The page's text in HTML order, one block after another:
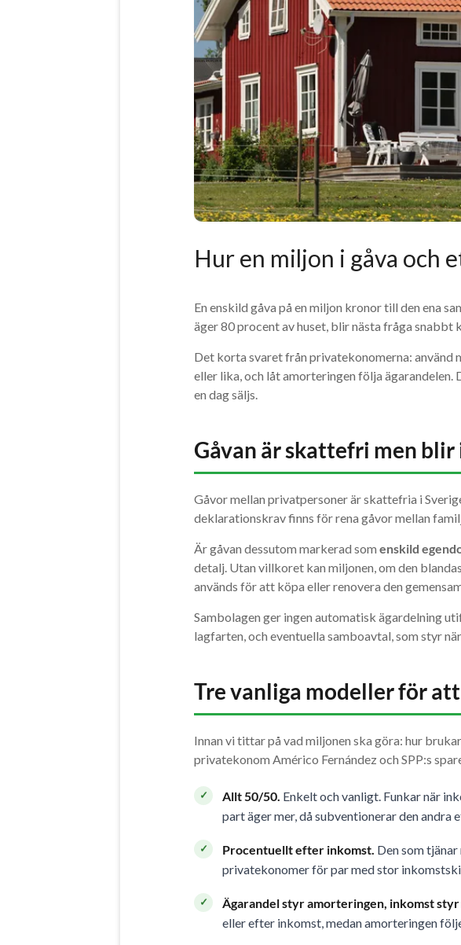
Hur en miljon i gåva och
En enskild gåva på en miljon kronor till den ena
äger 80 procent av huset, blir nästa fråga
Det korta svaret från privatekonomerna:
eller lika, och låt amorteringen följa
en dag säljs.
Gåvan är skattefri men
Gåvor mellan privatpersoner är skattefria i
deklarationskrav finns för rena gåvor mellan
Är gåvan dessutom markerad som enskild
detalj. Utan villkoret kan miljonen, om den
används för att köpa eller renovera den
Sambolagen ger ingen automatisk ägardelning
lagfarten, och eventuella samboavtal, som styr
Tre vanliga modeller för
Innan vi tittar på vad miljonen ska göra: hur
privatekonom Américo Fernández och SPP:s
Allt 50/50. Enkelt och vanligt. Funkar när
part äger mer, då subventionerar den andra
Procentuellt efter inkomst. Den som
privatekonomer för par med stor
Ägarandel styr amorteringen, inkomst
eller efter inkomst, medan amorteringen